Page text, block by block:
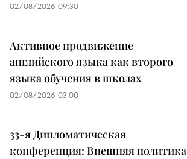
02/08/2026 09:30
Активное продвижение
английского языка как второго
языка обучения в школах
02/08/2026 03:00
33-я Дипломатическая
конференция: Внешняя политика